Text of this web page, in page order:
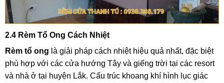
2.4 Rèm Tổ Ong Cách Nhiệt
Rèm tổ ong là giải pháp cách nhiệt hiệu quả nhất, đặc biệt
phù hợp với các cửa hướng Tây và giếng trời tại các resort
và nhà ở tại huyện Lắk. Cấu trúc khoang khí hình lục giác